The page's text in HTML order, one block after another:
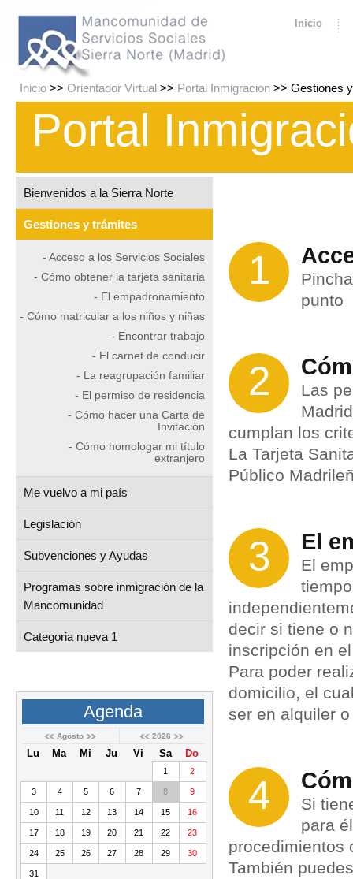
Inicio
Inicio >> Orientador Virtual >> Portal Inmigracion >> Gestiones
Portal
Bienvenidos a la Sierra Norte
Gestiones y trámites
- Acceso a los Servicios Sociales
- Cómo obtener la tarjeta sanitaria
- El empadronamiento
- Cómo matricular a los niños y niñas
- Encontrar trabajo
- El carnet de conducir
- La reagrupación familiar
- El permiso de residencia
- Cómo hacer una Carta de
Invitación
- Cómo homologar mi título
extranjero
Me vuelvo a mi país
Legislación
Subvenciones y Ayudas
Programas sobre inmigración de la
Mancomunidad
Categoria nueva 1
Agenda
Agosto 2026
Lu Ma Mi Ju Vi Sa Do
1 2
3 4 5 6 7 8 9
10 11 12 13 14 15 16
17 18 19 20 21 22 23
24 25 26 27 28 29 30
31
1
punto
2
Las
cumplan los
La Tarjeta
Público
3 El
El
decir si tiene o
inscripción en
Para poder
domicilio, el
ser en alquiler
4
Si
para
procedimientos
También